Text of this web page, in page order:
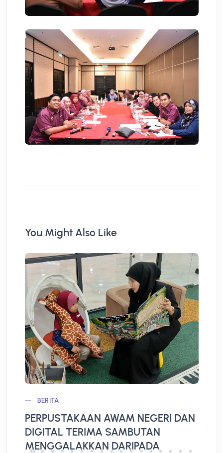
You Might Also Like
BERITA
PERPUSTAKAAN AWAM NEGERI DAN
DIGITAL TERIMA SAMBUTAN
MENGGALAKKAN DARIPADA